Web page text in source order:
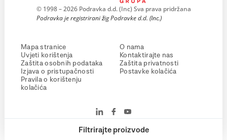
Filtrirajte proizvode
© 1998 – 2026 Podravka d.d. (Inc) Sva prava pridržana
Podravka je registrirani žig Podravke d.d. (Inc.)
Mapa stranice
Uvjeti korištenja
Zaštita osobnih podataka
Izjava o pristupačnosti
Pravila o korištenju
kolačića
O nama
Kontaktirajte nas
Zaštita privatnosti
Postavke kolačića